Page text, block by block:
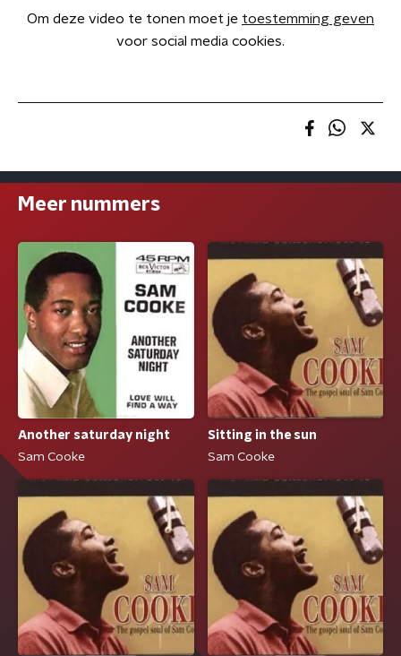
Om deze video te tonen moet je toestemming geven
voor social media cookies.
Meer nummers
Another saturday night
Sam Cooke
Sitting in the sun
Sam Cooke